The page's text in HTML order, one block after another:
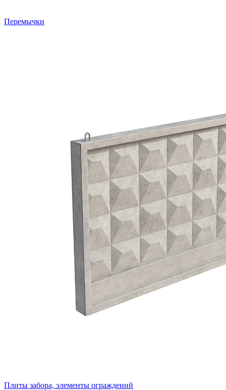
Перемычки
Плиты забора, элементы ограждений